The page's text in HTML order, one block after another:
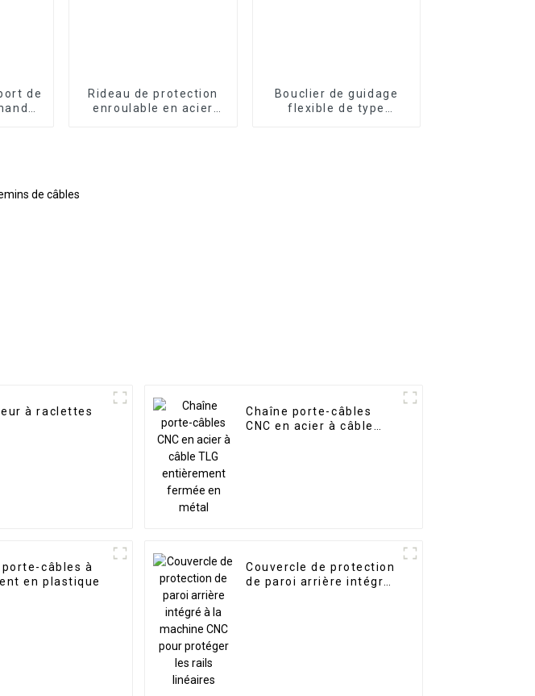
de
Rideau de protection
enroulable en acier
Bouclier de guidage
flexible de type
à raclettes
Chaîne porte-câbles
CNC en acier à câble
porte-câbles à
en plastique
Couvercle de protection
de paroi arrière intégré